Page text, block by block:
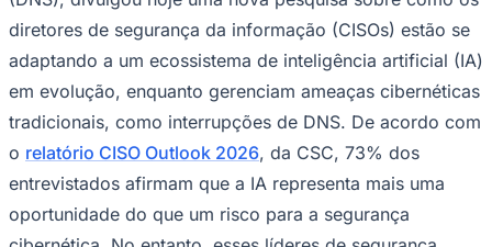
(DNS), divulgou hoje uma nova pesquisa sobre como os
diretores de segurança da informação (CISOs) estão se
adaptando a um ecossistema de inteligência artificial (IA)
em evolução, enquanto gerenciam ameaças cibernéticas
tradicionais, como interrupções de DNS. De acordo com
relatório CISO Outlook 2026 , da CSC, 73% dos
entrevistados afirmam que a IA representa mais uma
oportunidade do que um risco para a segurança